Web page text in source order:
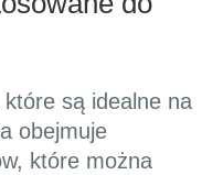
są idealne na
obejmuje
które można